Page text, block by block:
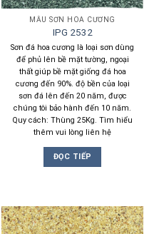
MẪU SƠN HOA CƯƠNG
IPG 2532
Sơn đá hoa cương là loại sơn dùng
để phủ lên bề mặt tường, ngoại
thất giúp bề mặt giống đá hoa
cương đến 90%. độ bền của loại
sơn đá lên đến 20 năm, được
chúng tôi bảo hành đến 10 năm.
Quy cách: Thùng 25Kg. Tìm hiểu
thêm vui lòng liên hệ
ĐỌC TIẾP